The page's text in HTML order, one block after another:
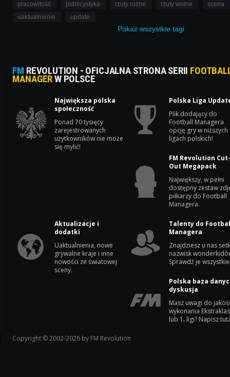
pracowitość
publicystyka rzuty rożne rzuty wolne
scena
uaktualnienie
update
Pokaż wszystkie tagi
FM REVOLUTION - OFICJALNA STRONA SERII
MANAGERW POLSCE
Największa polska
społeczność
Ponad 70 tysięcy
zarejestrowanych
użytkowników nie może
się mylić!
Polska Liga
Plik dodający do
Football Managera
opcję gry w niższych
ligach polskich!
FM Revolution
Out Megapack
Największy, w pełni
dostępny zestaw
piłkarzy do Football
Managera.
Aktualizacje i
dodatki
Uaktualnienia, nowe
grywalne kraje i inne
nowości ze światowej
sceny.
Talenty do
Managera
Znajdziesz u nas
nazwisk
Sprawdź je
Polska baza
dyskusja
Masz uwagi do
wykonania
lub 1. ligi? Napisz
Copyright © 2002-2026 by FM Revolution